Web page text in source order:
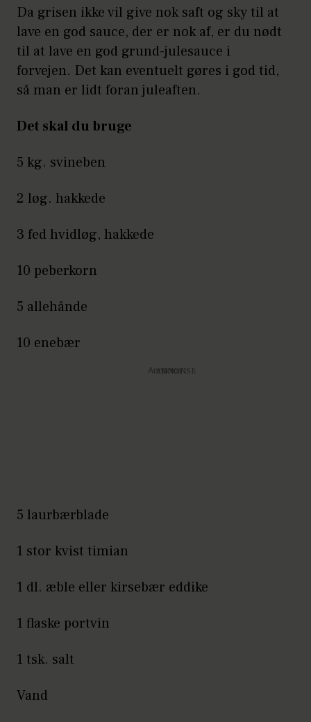
Da grisen ikke vil give nok saft og sky til at
lave en god sauce, der er nok af, er du nødt
til at lave en god grund-julesauce i
forvejen. Det kan eventuelt gøres i god tid,
så man er lidt foran juleaften.
Det skal du bruge
5 kg. svineben
2 løg. hakkede
3 fed hvidløg, hakkede
10 peberkorn
5 allehånde
10 enebær
Annonce
5 laurbærblade
1 stor kvist timian
1 dl. æble eller kirsebær eddike
1 flaske portvin
1 tsk. salt
Vand